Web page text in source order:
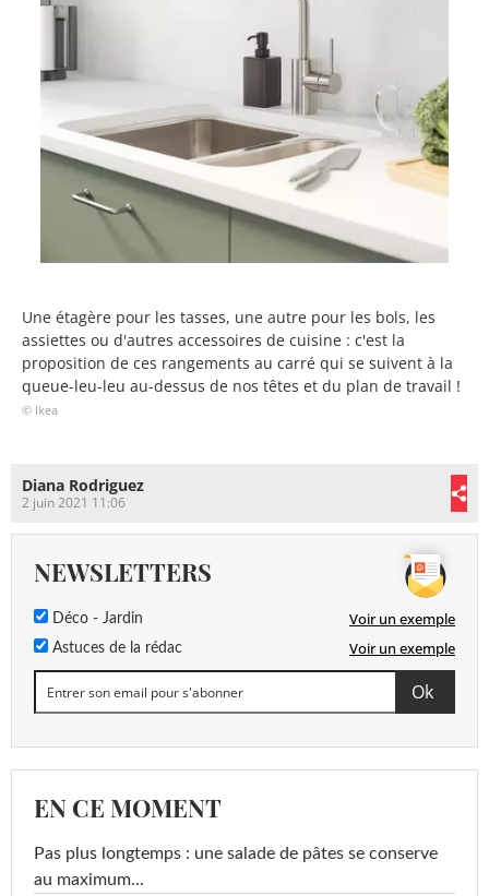
Une étagère pour les tasses, une autre pour les bols, les
assiettes ou d'autres accessoires de cuisine : c'est la
proposition de ces rangements au carré qui se suivent à la
queue-leu-leu au-dessus de nos têtes et du plan de travail !
© Ikea
Diana Rodriguez
2 juin 2021 11:06
NEWSLETTERS
Déco - Jardin Voir un exemple
Astuces de la rédac Voir un exemple
EN CE MOMENT
Pas plus longtemps : une salade de pâtes se conserve
au maximum...